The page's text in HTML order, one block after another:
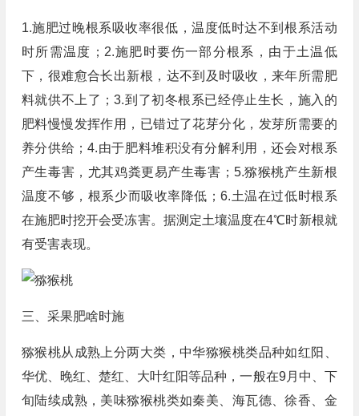
1.施肥过晚根系吸收率很低，温度低时达不到根系活动
时所需温度；2.施肥时要伤一部分根系，由于土温低
下，很难愈合长出新根，达不到及时吸收，来年所需肥
料就供不上了；3.到了初冬根系已经停止生长，施入的
肥料慢慢发挥作用，已错过了花芽分化，发芽所需要的
养分供给；4.由于肥料堆积没有分解利用，还会对根系
产生毒害，尤其鸡粪更易产生毒害；5.猕猴桃产生新根
温度不够，根系少而吸收率降低；6.土温在过低时根系
在施肥时挖开会受冻害。据测定土壤温度在4℃时新根就
有受害表现。
三、采果肥啥时施
猕猴桃从成熟上分两大类，中华猕猴桃类品种如红阳、
华优、晚红、楚红、大叶红阳等品种，一般在9月中、下
旬陆续成熟，美味猕猴桃类如秦美、海瓦德、徐香、金